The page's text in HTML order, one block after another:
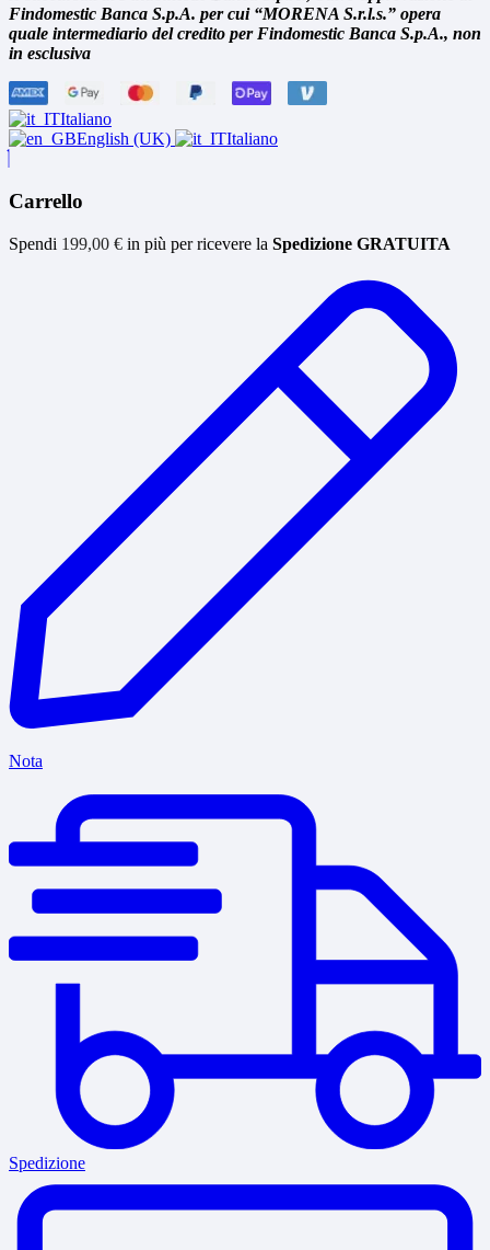
Findomestic Banca S.p.A. per cui “MORENA S.r.l.s.” opera
quale intermediario del credito per Findomestic Banca S.p.A., non
in esclusiva
Italiano
English (UK)
Italiano
Carrello
Spendi 199,00 € in più per ricevere la Spedizione GRATUITA
Nota
Spedizione